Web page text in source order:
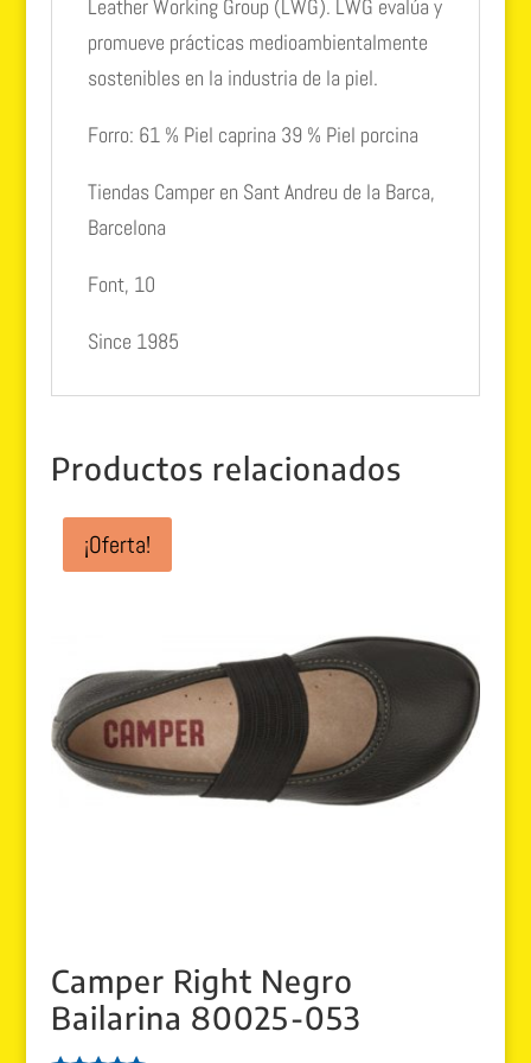
Leather Working Group (LWG). LWG evalúa y
promueve prácticas medioambientalmente
sostenibles en la industria de la piel.
Forro: 61 % Piel caprina 39 % Piel porcina
Tiendas Camper en Sant Andreu de la Barca,
Barcelona
Font, 10
Since 1985
Productos relacionados
¡Oferta!
Camper Right Negro
Bailarina 80025-053